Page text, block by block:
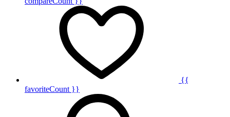
{{
favoriteCount }}